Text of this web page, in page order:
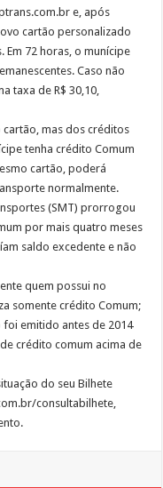
e, após
cartão personalizado
Em 72 horas, o munícipe
Caso não
taxa de R$ 30,10,
mas dos créditos
tenha crédito Comum
cartão, poderá
normalmente.
(SMT) prorrogou
por mais quatro meses
saldo excedente e não
quem possui no
somente crédito Comum;
emitido antes de 2014
crédito comum acima de
do seu Bilhete
consultabilhete,